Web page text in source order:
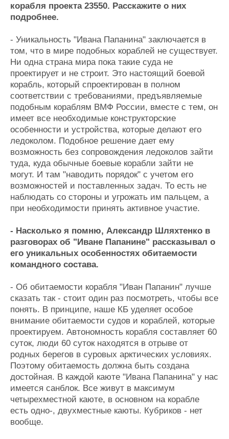
корабля проекта 23550. Расскажите о них
подробнее.
- Уникальность "Ивана Папанина" заключается в
том, что в мире подобных кораблей не существует.
Ни одна страна мира пока такие суда не
проектирует и не строит. Это настоящий боевой
корабль, который спроектирован в полном
соответствии с требованиями, предъявляемые
подобным кораблям ВМФ России, вместе с тем, он
имеет все необходимые конструкторские
особенности и устройства, которые делают его
ледоколом. Подобное решение дает ему
возможность без сопровождения ледоколов зайти
туда, куда обычные боевые корабли зайти не
могут. И там "наводить порядок" с учетом его
возможностей и поставленных задач. То есть не
наблюдать со стороны и угрожать им пальцем, а
при необходимости принять активное участие.
- Насколько я помню, Александр Шляхтенко в
разговорах об "Иване Папанине" рассказывал о
его уникальных особенностях обитаемости
командного состава.
- Об обитаемости корабля "Иван Папанин" лучше
сказать так - стоит один раз посмотреть, чтобы все
понять. В принципе, наше КБ уделяет особое
внимание обитаемости судов и кораблей, которые
проектируем. Автономность корабля составляет 60
суток, люди 60 суток находятся в отрыве от
родных берегов в суровых арктических условиях.
Поэтому обитаемость должна быть создана
достойная. В каждой каюте "Ивана Папанина" у нас
имеется санблок. Все живут в максимум
четырехместной каюте, в основном на корабле
есть одно-, двухместные каюты. Кубриков - нет
вообще.